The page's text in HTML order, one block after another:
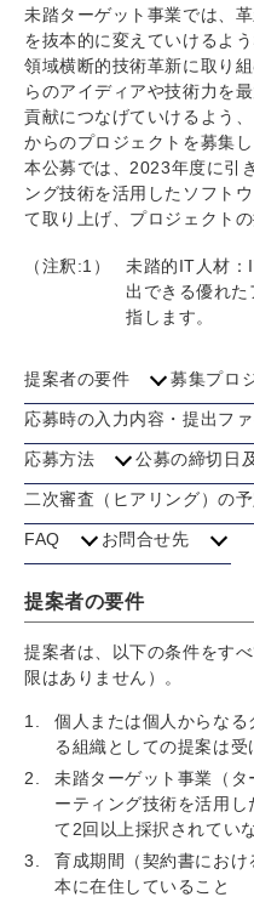
未踏ターゲット事業では、
を抜本的に変えていけるよ
領域横断的技術革新に取り
らのアイディアや技術力を
貢献につなげていけるよう
からのプロジェクトを募集し
本公募では、2023年度に引
ング技術を活用したソフト
て取り上げ、プロジェクト
（注釈:1）
未踏的IT人材：
出できる優れ
指します。
提案者の要件 募集プロ
応募時の入力内容・提出フ
応募方法 公募の締切日
二次審査（ヒアリング）の
FAQ お問合せ先
提案者の要件
提案者は、以下の条件をす
限はありません）。
個人または個人からな
る組織としての提案は受
未踏ターゲット事業（タ
ーティング技術を活用
て2回以上採択されてい
育成期間（契約書にお
本に在住していること